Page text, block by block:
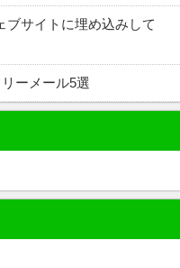
ブサイトに埋め込みして
ーメール5選